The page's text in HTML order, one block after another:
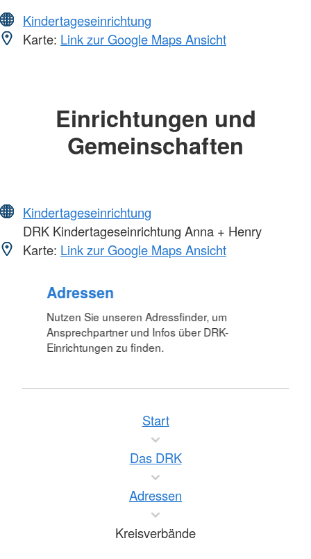
Kindertageseinrichtung
Karte: Link zur Google Maps Ansicht
Einrichtungen und
Gemeinschaften
Kindertageseinrichtung
DRK Kindertageseinrichtung Anna + Henry
Karte: Link zur Google Maps Ansicht
Foto: A. Zelck / DRKS
Adressen
Nutzen Sie unseren Adressfinder, um
Ansprechpartner und Infos über DRK-
Einrichtungen zu finden.
Start
Das DRK
Adressen
Kreisverbände